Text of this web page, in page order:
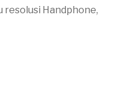
Handphone,